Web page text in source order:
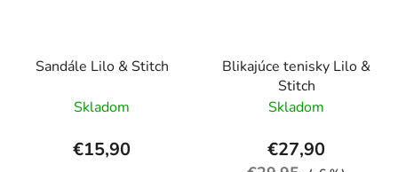
Sandále Lilo & Stitch
Skladom
€15,90
Blikajúce tenisky Lilo &
Stitch
Skladom
€27,90